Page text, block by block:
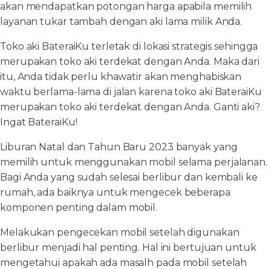
akan mendapatkan potongan harga apabila memilih
layanan tukar tambah dengan aki lama milik Anda.
Toko aki BateraiKu terletak di lokasi strategis sehingga
merupakan toko aki terdekat dengan Anda. Maka dari
itu, Anda tidak perlu khawatir akan menghabiskan
waktu berlama-lama di jalan karena toko aki BateraiKu
merupakan toko aki terdekat dengan Anda. Ganti aki?
Ingat BateraiKu!
Liburan Natal dan Tahun Baru 2023 banyak yang
memilih untuk menggunakan mobil selama perjalanan.
Bagi Anda yang sudah selesai berlibur dan kembali ke
rumah, ada baiknya untuk mengecek beberapa
komponen penting dalam mobil.
Melakukan pengecekan mobil setelah digunakan
berlibur menjadi hal penting. Hal ini bertujuan untuk
mengetahui apakah ada masalh pada mobil setelah